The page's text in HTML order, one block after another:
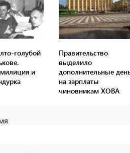
голубой
и
Правительство
выделило
дополнительные
на зарплаты
чиновникам ХОВА